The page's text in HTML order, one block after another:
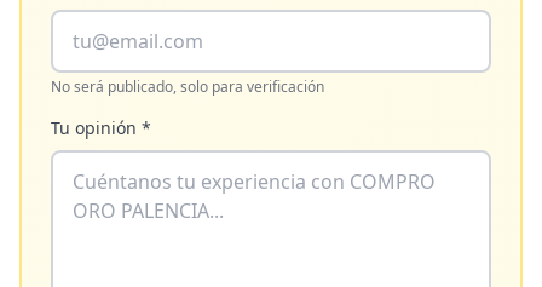
No será publicado, solo para verificación
Tu opinión *